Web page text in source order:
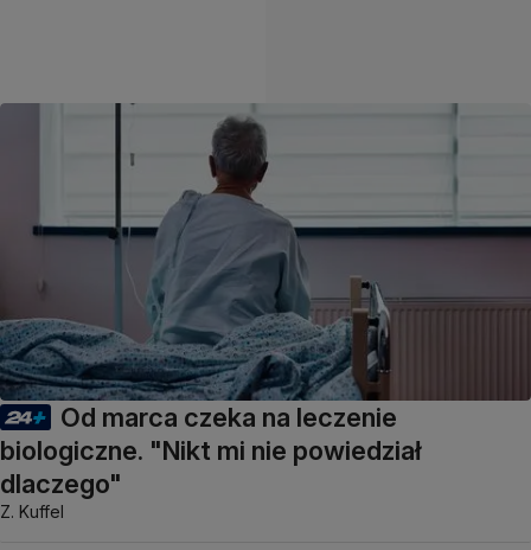
Od marca czeka na leczenie
biologiczne. "Nikt mi nie powiedział
dlaczego"
Z. Kuffel